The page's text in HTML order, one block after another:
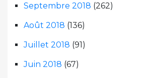
Septembre 2018 (262)
Août 2018 (136)
Juillet 2018 (91)
Juin 2018 (67)